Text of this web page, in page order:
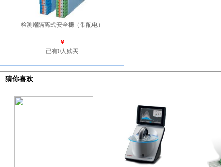
检测端隔离式安全栅（带配电）
￥
已有0人购买
猜你喜欢